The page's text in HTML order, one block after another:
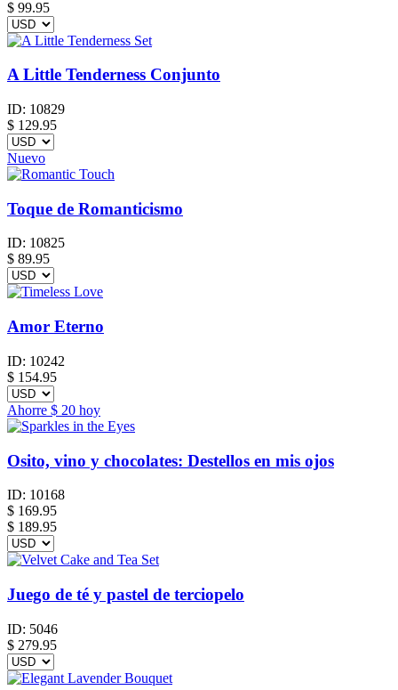
$ 99.95
A Little Tenderness Conjunto
ID: 10829
$ 129.95
Nuevo
Toque de Romanticismo
ID: 10825
$ 89.95
Amor Eterno
ID: 10242
$ 154.95
Ahorre $ 20 hoy
Osito, vino y chocolates: Destellos en mis ojos
ID: 10168
$ 169.95
$ 189.95
Juego de té y pastel de terciopelo
ID: 5046
$ 279.95